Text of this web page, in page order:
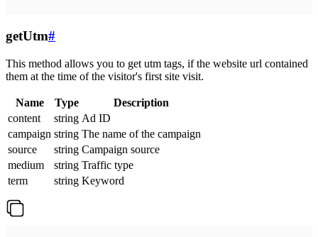
getUtm#
This method allows you to get utm tags, if the website url contained
them at the time of the visitor's first site visit.
Name Type
Description
content
string Ad ID
campaign string The name of the campaign
source
string Campaign source
medium
string Traffic type
term
string Keyword